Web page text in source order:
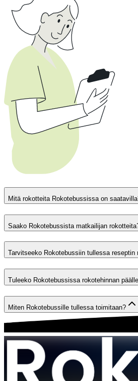
Mitä rokotteita Rokotebussissa on
Saako Rokotebussista matkailijan
Tarvitseeko Rokotebussiin tullessa reseptin
Tuleeko Rokotebussissa rokotehinnan
Miten Rokotebussille tullessa toimitaan?